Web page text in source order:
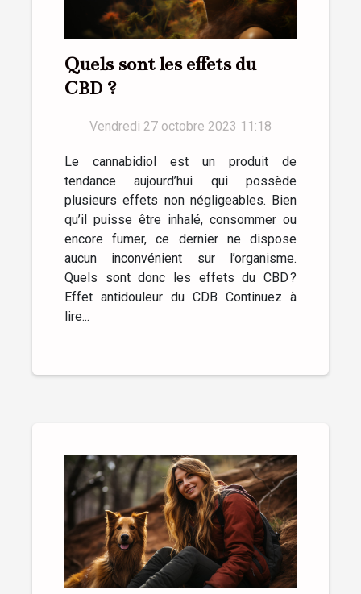
Quels sont les effets du
CBD ?
Vendredi 27 octobre 2023 11:18
Le cannabidiol est un produit de
tendance aujourd’hui qui possède
plusieurs effets non négligeables. Bien
qu’il puisse être inhalé, consommer ou
encore fumer, ce dernier ne dispose
aucun inconvénient sur l’organisme.
Quels sont donc les effets du CBD ?
Effet antidouleur du CDB Continuez à
lire...